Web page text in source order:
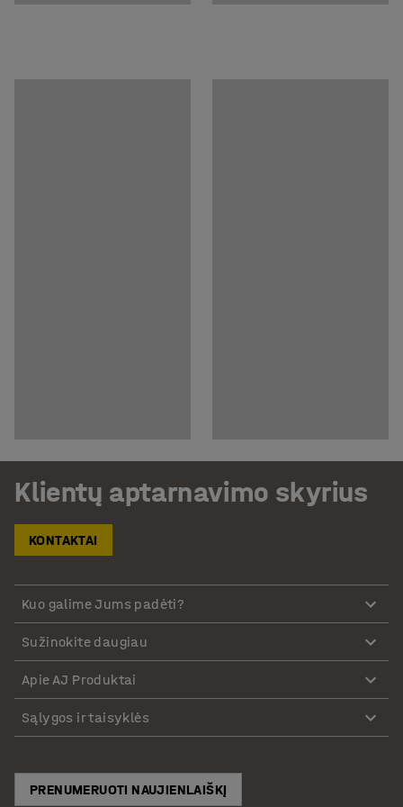
Klientų aptarnavimo skyrius
KONTAKTAI
Kuo galime Jums padėti?
Sužinokite daugiau
Apie AJ Produktai
Sąlygos ir taisyklės
PRENUMERUOTI NAUJIENLAIŠKĮ